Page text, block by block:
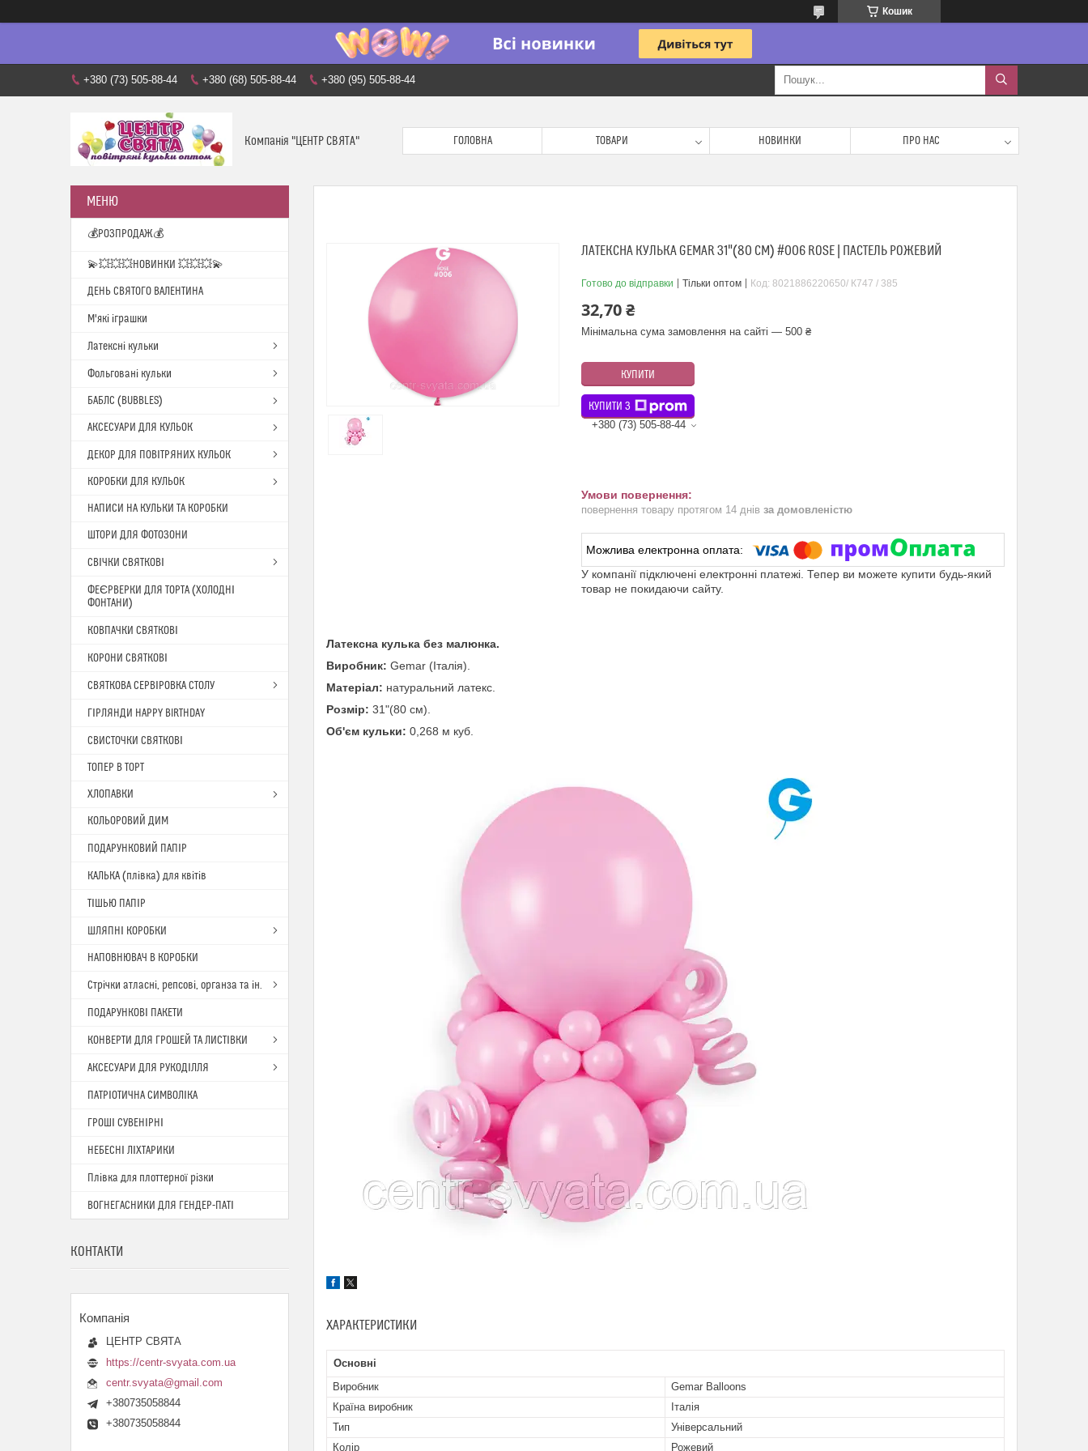
Кошик
+380 (73) 505-88-44 +380 (68) 505-88-44 +380 (95) 505-88-44
Компанія "ЦЕНТР СВЯТА" ГОЛОВНА ТОВАРИ НОВИНКИ ПРО НАС
ЛАТЕКСНА КУЛЬКА GEMAR 31"(80 СМ) #006 ROSE | ПАСТЕЛЬ РОЖЕВИЙ
Готово до відправки Тільки оптом Код: 8021886220650/ К747 / 385
32,70 ₴
Мінімальна сума замовлення на сайті — 500 ₴
КУПИТИ
КУПИТИ З
+380 (73) 505-88-44
повернення товару протягом 14 днів за домовленістю
У компанії підключені електронні платежі. Тепер ви можете купити будь-який
товар не покидаючи сайту.
Латексна кулька без малюнка.
Виробник: Gemar (Італія).
Матеріал: натуральний латекс.
Розмір: 31"(80 см).
Об'єм кульки: 0,268 м куб.
ХАРАКТЕРИСТИКИ
Основні
Виробник
Gemar Balloons
Країна виробник
Італія
Тип
Універсальний
Колір
Рожевий
💰РОЗПРОДАЖ💰
💫💥💥💥НОВИНКИ 💥💥💥💫
ДЕНЬ СВЯТОГО ВАЛЕНТИНА
М'які іграшки
Латексні кульки
Фольговані кульки
БАБЛС (BUBBLES)
АКСЕСУАРИ ДЛЯ КУЛЬОК
ДЕКОР ДЛЯ ПОВІТРЯНИХ КУЛЬОК
КОРОБКИ ДЛЯ КУЛЬОК
НАПИСИ НА КУЛЬКИ ТА КОРОБКИ
ШТОРИ ДЛЯ ФОТОЗОНИ
СВІЧКИ СВЯТКОВІ
ФЕЄРВЕРКИ ДЛЯ ТОРТА (ХОЛОДНІ
ФОНТАНИ)
КОВПАЧКИ СВЯТКОВІ
КОРОНИ СВЯТКОВІ
СВЯТКОВА СЕРВІРОВКА СТОЛУ
ГІРЛЯНДИ HAPPY BIRTHDAY
СВИСТОЧКИ СВЯТКОВІ
ТОПЕР В ТОРТ
ХЛОПАВКИ
КОЛЬОРОВИЙ ДИМ
ПОДАРУНКОВИЙ ПАПІР
КАЛЬКА (плівка) для квітів
ТІШЬЮ ПАПІР
ШЛЯПНІ КОРОБКИ
НАПОВНЮВАЧ В КОРОБКИ
Стрічки атласні, репсові, органза та ін.
ПОДАРУНКОВІ ПАКЕТИ
КОНВЕРТИ ДЛЯ ГРОШЕЙ ТА ЛИСТІВКИ
АКСЕСУАРИ ДЛЯ РУКОДІЛЛЯ
ПАТРІОТИЧНА СИМВОЛІКА
ГРОШІ СУВЕНІРНІ
НЕБЕСНІ ЛІХТАРИКИ
Плівка для плоттерної різки
ВОГНЕГАСНИКИ ДЛЯ ГЕНДЕР-ПАТІ
КОНТАКТИ
ЦЕНТР СВЯТА
https://centr-svyata.com.ua
centr.svyata@gmail.com
+380735058844
+380735058844